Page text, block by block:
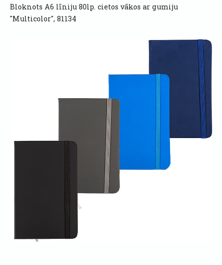
Bloknots A6 līniju 80lp. cietos vākos ar gumiju
"Multicolor", 81134